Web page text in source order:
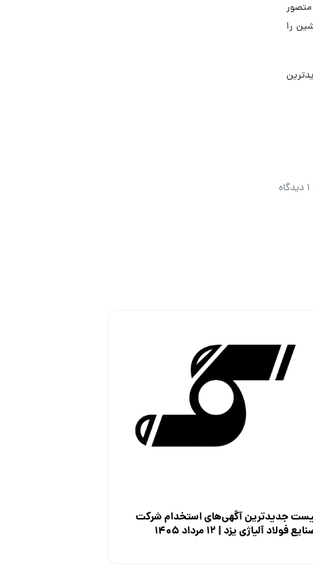
متصور
را
1 دیدگاه
جدیدترین آگهی‌های استخدام شرکت
فولاد آلیاژی یزد | ۱۲ مرداد ۱۴۰۵